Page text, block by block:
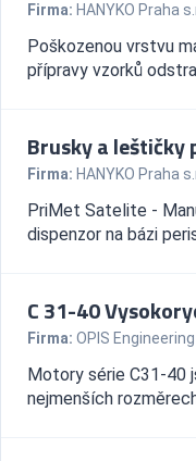
Firma: HANYKO Praha
Poškozenou vrstvu
přípravy vzorků
Brusky a
Firma: HANYKO Praha
PriMet Satelite -
dispenzor na bázi
C 31-40
Firma: OPIS Engineering
Motory série C31-40
nejmenších